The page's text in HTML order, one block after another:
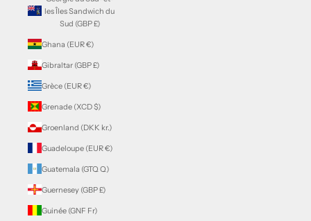
les Îles Sandwich du
Sud (GBP £)
Ghana (EUR €)
Gibraltar (GBP £)
Grèce (EUR €)
Grenade (XCD $)
Groenland (DKK kr.)
Guadeloupe (EUR €)
Guatemala (GTQ Q)
Guernesey (GBP £)
Guinée (GNF Fr)